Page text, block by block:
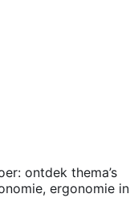
ontdek thema’s
ergonomie in